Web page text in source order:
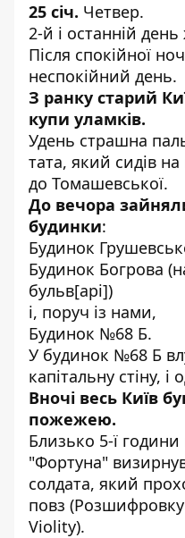
25 січ. Четвер.
2-й і останній день
Після спокійної
неспокійний день.
З ранку старий
купи уламків.
Удень страшна
тата, який сидів
до Томашевської.
До вечора
будинки:
Будинок
Будинок Богрова
бульв[арі])
і, поруч із нами,
Будинок №68 Б.
У будинок №68 Б
капітальну стіну, і
Вночі весь Київ
пожежею.
Близько 5-ї години
"Фортуна"
солдата, який
повз (Розшифровку
Violity).